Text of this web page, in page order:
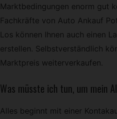
Marktbedingungen enorm gut
Fachkräfte von Auto Ankauf
Los können Ihnen auch einen
erstellen. Selbstverständlich
Marktpreis weiterverkaufen.
Was müsste ich tun, um mein
Alles beginnt mit einer